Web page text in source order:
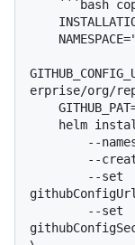
erprise/org/